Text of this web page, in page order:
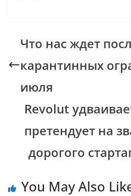
b
o
o
k
s
A
p
y
Li
n
gr
a
Что нас ждет
карантинных
июля
Revolut
претендует на
дорогого
You May Also